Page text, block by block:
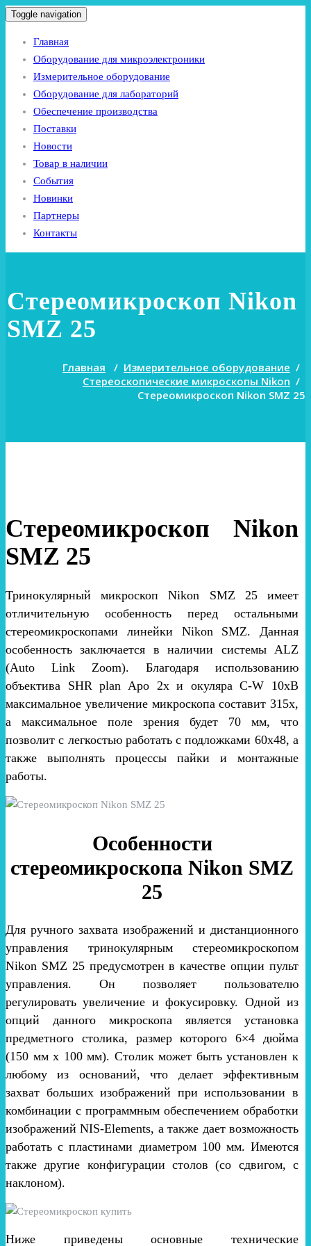
Toggle navigation
Главная
Оборудование для микроэлектроники
Измерительное оборудование
Оборудование для лабораторий
Обеспечение производства
Поставки
Новости
Товар в наличии
События
Новинки
Партнеры
Контакты
Стереомикроскоп Nikon
SMZ 25
Главная / Измерительное оборудование /
Стереоскопические микроскопы Nikon /
Стереомикроскоп Nikon SMZ 25
Стереомикроскоп Nikon
SMZ 25
Тринокулярный микроскоп Nikon SMZ 25 имеет
отличительную особенность перед остальными
стереомикроскопами линейки Nikon SMZ. Данная
особенность заключается в наличии системы ALZ
(Auto Link Zoom). Благодаря использованию
объектива SHR plan Apo 2x и окуляра C-W 10xB
максимальное увеличение микроскопа составит 315х,
а максимальное поле зрения будет 70 мм, что
позволит с легкостью работать с подложками 60х48, а
также выполнять процессы пайки и монтажные
работы.
Особенности
стереомикроскопа Nikon SMZ
25
Для ручного захвата изображений и дистанционного
управления тринокулярным стереомикроскопом
Nikon SMZ 25 предусмотрен в качестве опции пульт
управления. Он позволяет пользователю
регулировать увеличение и фокусировку. Одной из
опций данного микроскопа является установка
предметного столика, размер которого 6×4 дюйма
(150 мм х 100 мм). Столик может быть установлен к
любому из оснований, что делает эффективным
захват больших изображений при использовании в
комбинации с программным обеспечением обработки
изображений NIS-Elements, а также дает возможность
работать с пластинами диаметром 100 мм. Имеются
также другие конфигурации столов (со сдвигом, с
наклоном).
Ниже приведены основные технические